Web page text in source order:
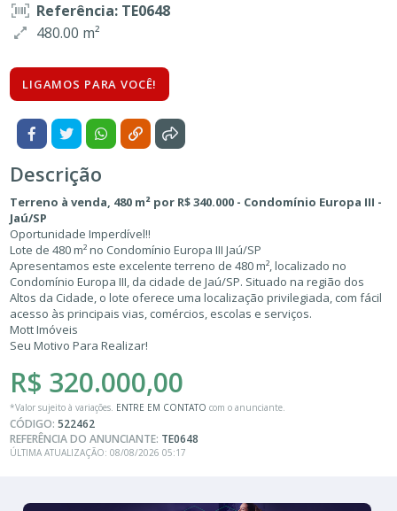
Referência: TE0648
480.00 m²
LIGAMOS PARA VOCÊ!
Descrição
Terreno à venda, 480 m² por R$ 340.000 - Condomínio Europa III -
Jaú/SP
Oportunidade Imperdível!!
Lote de 480 m² no Condomínio Europa III Jaú/SP
Apresentamos este excelente terreno de 480 m², localizado no
Condomínio Europa III, da cidade de Jaú/SP. Situado na região dos
Altos da Cidade, o lote oferece uma localização privilegiada, com fácil
acesso às principais vias, comércios, escolas e serviços.
Mott Imóveis
Seu Motivo Para Realizar!
R$ 320.000,00
*Valor sujeito à variações. ENTRE EM CONTATO com o anunciante.
CÓDIGO:522462
REFERÊNCIA DO ANUNCIANTE: TE0648
ÚLTIMA ATUALIZAÇÃO: 08/08/2026 05:17